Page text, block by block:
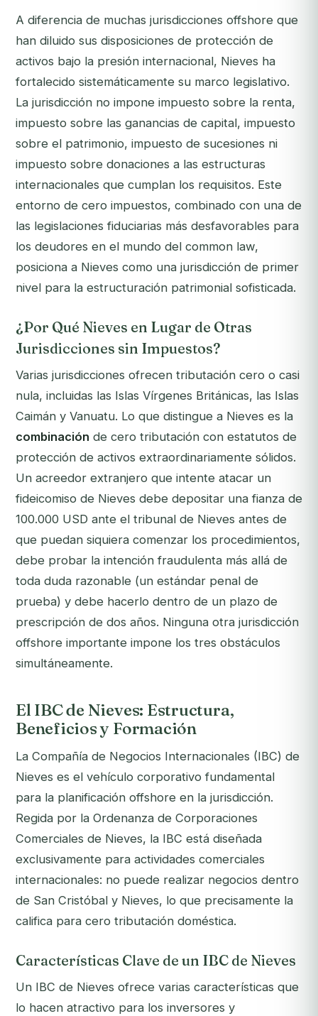
A diferencia de muchas jurisdicciones offshore que
han diluido sus disposiciones de protección de
activos bajo la presión internacional, Nieves ha
fortalecido sistemáticamente su marco legislativo.
La jurisdicción no impone impuesto sobre la renta,
impuesto sobre las ganancias de capital, impuesto
sobre el patrimonio, impuesto de sucesiones ni
impuesto sobre donaciones a las estructuras
internacionales que cumplan los requisitos. Este
entorno de cero impuestos, combinado con una de
las legislaciones fiduciarias más desfavorables para
los deudores en el mundo del common law,
posiciona a Nieves como una jurisdicción de primer
nivel para la estructuración patrimonial sofisticada.
¿Por Qué Nieves en Lugar de Otras
Jurisdicciones sin Impuestos?
Varias jurisdicciones ofrecen tributación cero o casi
nula, incluidas las Islas Vírgenes Británicas, las Islas
Caimán y Vanuatu. Lo que distingue a Nieves es la
combinación de cero tributación con estatutos de
protección de activos extraordinariamente sólidos.
Un acreedor extranjero que intente atacar un
fideicomiso de Nieves debe depositar una fianza de
100.000 USD ante el tribunal de Nieves antes de
que puedan siquiera comenzar los procedimientos,
debe probar la intención fraudulenta más allá de
toda duda razonable (un estándar penal de
prueba) y debe hacerlo dentro de un plazo de
prescripción de dos años. Ninguna otra jurisdicción
offshore importante impone los tres obstáculos
simultáneamente.
El IBC de Nieves: Estructura,
Beneficios y Formación
La Compañía de Negocios Internacionales (IBC) de
Nieves es el vehículo corporativo fundamental
para la planificación offshore en la jurisdicción.
Regida por la Ordenanza de Corporaciones
Comerciales de Nieves, la IBC está diseñada
exclusivamente para actividades comerciales
internacionales: no puede realizar negocios dentro
de San Cristóbal y Nieves, lo que precisamente la
califica para cero tributación doméstica.
Características Clave de un IBC de Nieves
Un IBC de Nieves ofrece varias características que
lo hacen atractivo para los inversores y